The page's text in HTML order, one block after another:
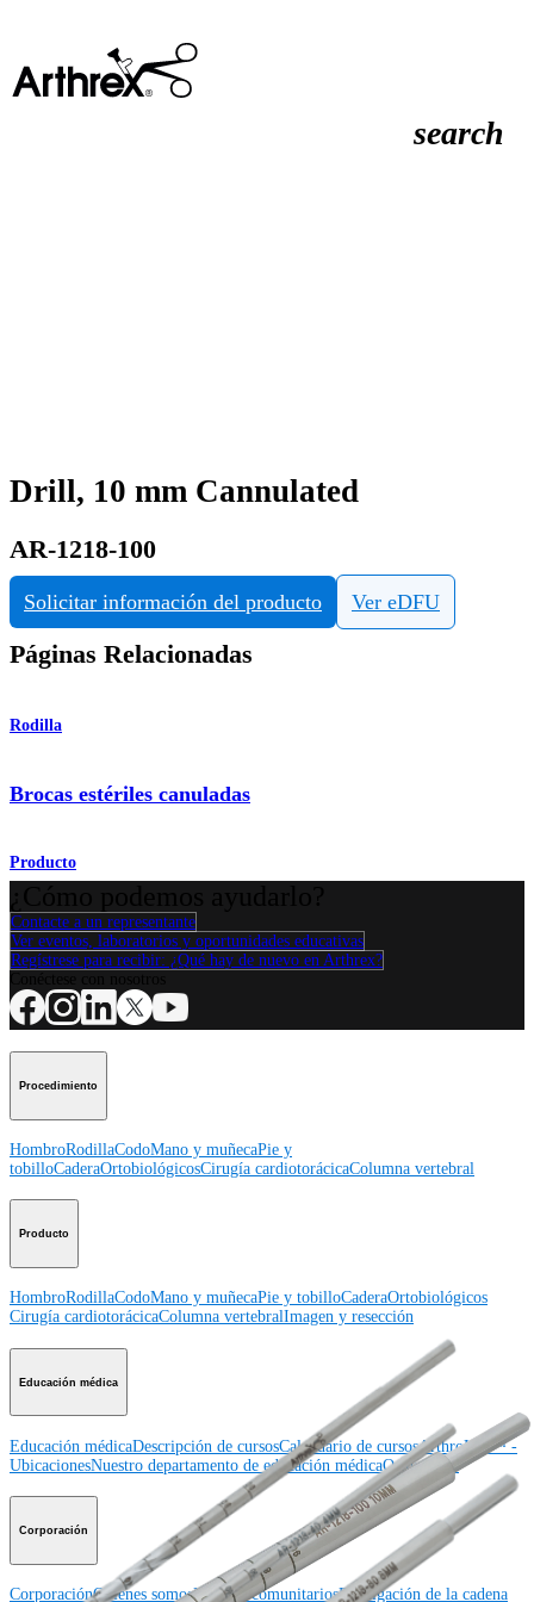
search
Drill, 10 mm Cannulated
AR-1218-100
Solicitar información del producto Ver eDFU
Páginas Relacionadas
Rodilla
Brocas estériles canuladas
Producto
Contacte a un representante
Ver eventos, laboratorios y oportunidades educativas
Regístrese para recibir: ¿Qué hay de nuevo en Arthrex?
Procedimiento
HombroRodillaCodoMano y muñecaPie y
tobilloCaderaOrtobiológicosCirugía cardiotorácicaColumna vertebral
Producto
HombroRodillaCodoMano y muñecaPie y tobilloCaderaOrtobiológicos
Cirugía cardiotorácicaColumna vertebralImagen y resección
Educación médica
Educación médicaDescripción de cursosCalendario de cursosArthroLab™ -
UbicacionesNuestro departamento de educación médicaOrthoPedia
Corporación
CorporaciónQuiénes somosEventos comunitariosDivulgación de la cadena